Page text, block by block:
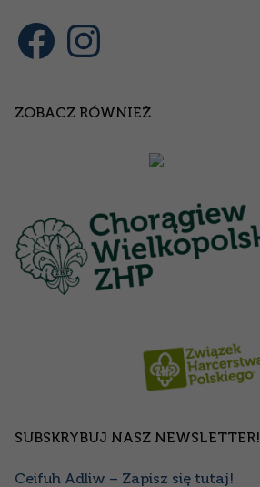
FacebookInstagram
ZOBACZ RÓWNIEŻ
SUBSKRYBUJ NASZ NEWSLETTER!
Ceifuh Adliw – Zapisz się tutaj!